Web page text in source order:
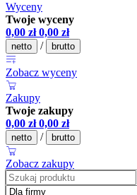
Wyceny
Twoje wyceny
0,00 zł 0,00 zł
netto / brutto
Zobacz wyceny
Zakupy
Twoje zakupy
0,00 zł 0,00 zł
netto / brutto
Zobacz zakupy